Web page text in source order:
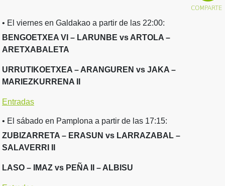
• El viernes en Galdakao a partir de las 22:00:
BENGOETXEA VI – LARUNBE vs ARTOLA –
ARETXABALETA
URRUTIKOETXEA – ARANGUREN vs JAKA –
MARIEZKURRENA II
Entradas
• El sábado en Pamplona a partir de las 17:15:
ZUBIZARRETA – ERASUN vs LARRAZABAL –
SALAVERRI II
LASO – IMAZ vs PEÑA II – ALBISU